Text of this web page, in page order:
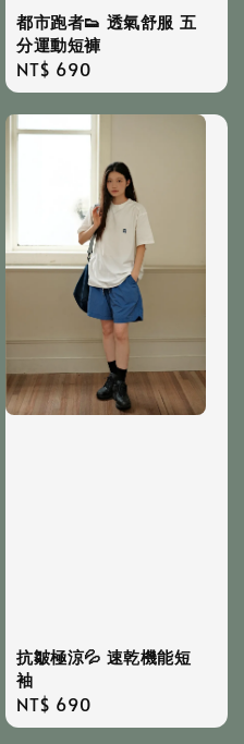
都市跑者👟 透氣舒服 五
分運動短褲
Regular
price
NT$ 690
抗皺極涼💦 速乾機能短
袖
Regular
price
NT$ 690